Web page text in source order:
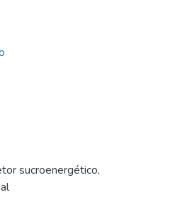
sucroenergético,